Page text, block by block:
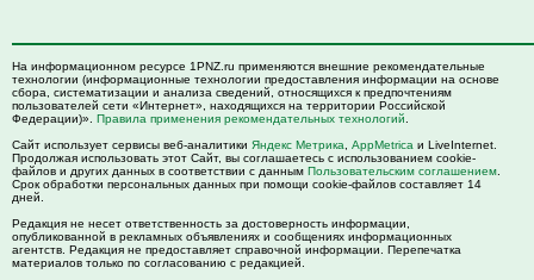
На информационном ресурсе 1PNZ.ru применяются внешние рекомендательные
технологии (информационные технологии предоставления информации на основе
сбора, систематизации и анализа сведений, относящихся к предпочтениям
пользователей сети «Интернет», находящихся на территории Российской
Федерации)». Правила применения рекомендательных технологий
Сайт использует сервисы веб-аналитики Яндекс Метрика AppMetrica и LiveInternet.
Продолжая использовать этот Сайт, вы соглашаетесь с использованием cookie-
файлов и других данных в соответствии с данным Пользовательским соглашением
Срок обработки персональных данных при помощи cookie-файлов составляет 14
дней.
Редакция не несет ответственность за достоверность информации,
опубликованной в рекламных объявлениях и сообщениях информационных
агентств. Редакция не предоставляет справочной информации. Перепечатка
материалов только по согласованию с редакцией.